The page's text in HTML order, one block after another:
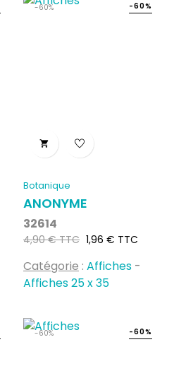
-60%

Botanique
ANONYME
32614
Prix
4,90 € TTC
-60%
Prix
1,96 € TTC
Catégorie : Affiches -
Affiches 25 x 35
-60% -60%